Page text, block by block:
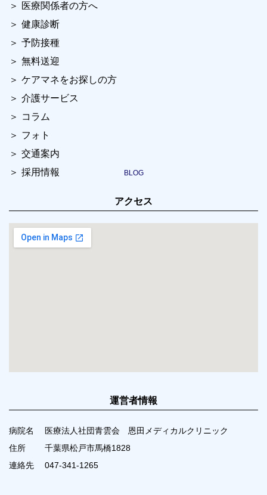
医療関係者の方へ
健康診断
予防接種
無料送迎
ケアマネをお探しの方
介護サービス
コラム
フォト
交通案内
採用情報
アクセス
運営者情報
病院名
医療法人社団青雲会 恩田メディカルクリニック
住所
千葉県松戸市馬橋1828
連絡先
047-341-1265